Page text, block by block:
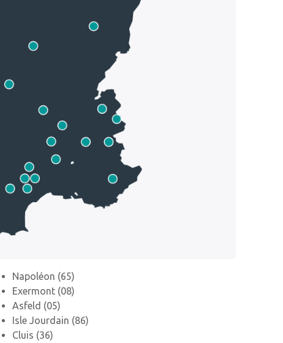
Napoléon (65)
Exermont (08)
Asfeld (05)
Isle Jourdain (86)
Cluis (36)